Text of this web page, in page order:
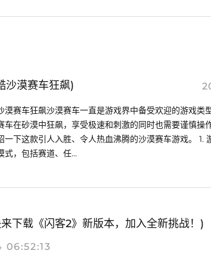
沙漠赛车狂飙)
漠赛车狂飙沙漠赛车一直是游戏界中备受欢迎的游戏类
车在砂漠中狂飙，享受极速和刺激的同时也需要谨慎操
一下这款引人入胜、令人热血沸腾的沙漠赛车游戏。 1.
式，包括赛道、任...
下载《闪客2》新版本，加入全新挑战！)
06:52:13